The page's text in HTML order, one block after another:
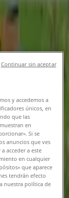
y accedemos a
únicos, en
que las
en
Si se
anuncios que ves
acceder a este
en cualquier
que aparece
tendrán efecto
nuestra política de
Continuar sin aceptar